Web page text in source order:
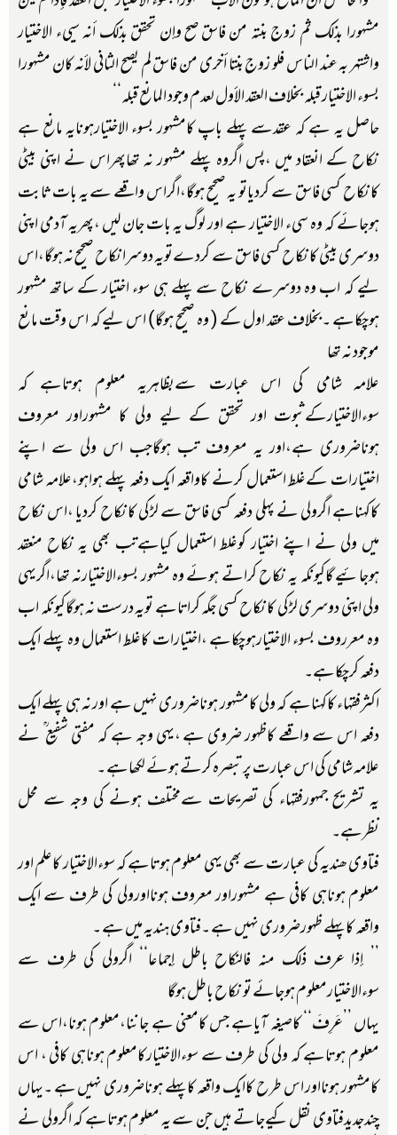
مشهورا بذلك ثم زوج بنته من فاسق صح وإن تحقق بذلك أنه سيىء الاختيار
واشتهر به عند الناس فلو زوج بنتا أخرى من فاسق لم يصح الثاني لأنه كان مشهورا
بسوء الاختيار قبله بخلاف العقد الأول لعدم وجود المانع قبله‘‘
حاصل یہ ہے کہ عقدسے پہلے باپ کامشہور بسوء الاختیارہونایہ مانع ہے
نکاح کے انعقاد میں ،پس اگروہ پہلے مشہور نہ تھاپھراس نے اپنی بیٹی
کانکاح کسی فاسق سے کردیاتو یہ صحیح ہوگا،اگراس واقعے سے یہ بات ثابت
ہوجائے کہ وہ سیء الاختیار ہے اور لوگ یہ بات جان لیں ،پھریہ آدمی اپنی
دوسری بیٹی کانکاح کسی فاسق سے کردےتویہ دوسرانکاح صحیح نہ ہوگا،اس
لیے کہ اب وہ دوسرے نکاح سے پہلے ہی سوء اختیار کے ساتھ مشہور
ہوچکاہے ۔بخلاف عقد اول کے ( وہ صحیح ہوگا) اس لیے کہ اس وقت مانع
موجود نہ تھا
علامہ شامی کی اس عبارت سےبظاہریہ معلوم ہوتاہے کہ
سوءالاختیارکےثبوت اور تحقق کے لیے ولی کا مشہوراور معروف
ہوناضروری ہے،اور یہ معروف تب ہوگاجب اس ولی سے اپنے
اختیارات کےغلط استعمال کرنے کاواقعہ ایک دفعہ پہلے ہواہو،علامہ شامی
کاکہناہے اگرولی نے پہلی دفعہ کسی فاسق سے لڑکی کانکاح کردیا ،اس نکاح
میں ولی نے اپنے اختیار کوغلط استعمال کیاہےتب بھی یہ نکاح منعقد
ہوجائیے گاکیونکہ یہ نکاح کراتے ہوئے وہ مشہور بسوءالاختیارنہ تھا،اگریہی
ولی اپنی دوسری لڑکی کانکاح کسی جگہ کراتاہے تویہ درست نہ ہوگاکیونکہ اب
وہ معرروف بسوء الاختیارہوچکاہے ،اختیارات کاغلط استعمال وہ پہلے ایک
دفعہ کرچکاہے۔
اکثرفقہاء کاکہناہے کہ ولی کامشہور ہوناضروری نہیں ہے اور نہ ہی پہلے ایک
دفعہ اس سے واقعے کاظہور ضروی ہے ،یہی وجہ ہے کہ مفتی شفیع ؒ نے
علامہ شامی کی اس عبارت پر تبصرہ کرتے ہوئے لکھاہے ۔
یہ تشریح جمہورفقہاء کی تصریحات سےمختلف ہونے کی وجہ سے محل
نظرہے۔
فتاوی ھندیہ کی عبارت سے بھی یہی معلوم ہوتاہے کہ سوءالاختیار کاعلم اور
معلوم ہوناہی کافی ہے مشہوراور معروف ہونااورولی کی طرف سے ایک
واقعہ کاپہلے ظہورضروری نہیں ہے ۔فتاوی ہندیہ میں ہے ۔
’’ إذا عرف ذلك منه فالنكاح باطل إجماعا‘‘ اگرولی کی طرف سے
سوءالاختیارمعلوم ہوجائے تو نکاح باطل ہوگا
یہاں ’’عَرِفَ‘‘ کاصیغہ آیاہے جس کامعنی ہے جاننا،معلوم ہونا،اس سے
معلوم ہوتاہے کہ ولی کی طرف سے سوءالاختیارکامعلوم ہوناہی کافی ، اس
کامشہور ہونااور اس طرح کاایک واقعہ کاپہلے ہوناضروری نہیں ہے ۔یہاں
چندجدیدفتاوی نقل کیےجاتے ہیں جن سے یہ معلوم ہوتاہے کہ اگرولی نے